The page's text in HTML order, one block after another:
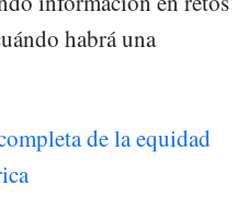
habrá una
de la equidad